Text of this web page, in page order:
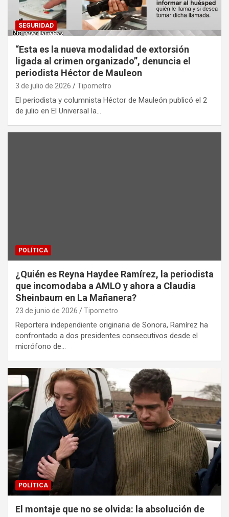
SEGURIDAD
“Esta es la nueva modalidad de extorsión
ligada al crimen organizado”, denuncia el
periodista Héctor de Mauleon
3 de julio de 2026 Tipometro
El periodista y columnista Héctor de Mauleón publicó el 2
de julio en El Universal la…
POLÍTICA
¿Quién es Reyna Haydee Ramírez, la periodista
que incomodaba a AMLO y ahora a Claudia
Sheinbaum en La Mañanera?
23 de junio de 2026 Tipometro
Reportera independiente originaria de Sonora, Ramírez ha
confrontado a dos presidentes consecutivos desde el
micrófono de…
POLÍTICA
El montaje que no se olvida: la absolución de